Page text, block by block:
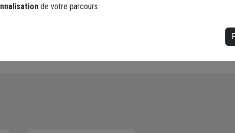
Instagram
de votre parcours.